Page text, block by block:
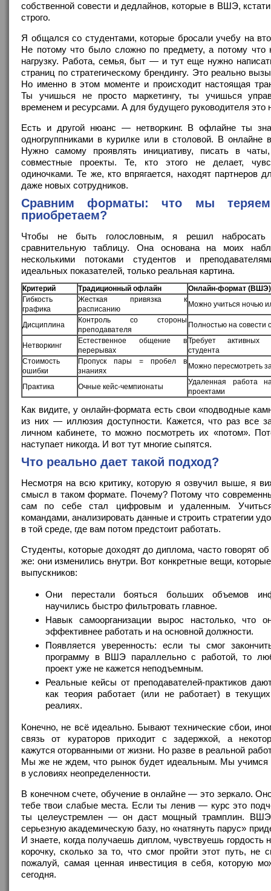
собственной совести и дедлайнов, которые в ВШЭ,
строго.
Я общался со студентами, которые бросали учебу на
Не потому что было сложно по предмету, а потому что
нагрузку. Работа, семья, быт — и тут еще нужно
страниц по стратегическому брендингу. Это реально
Но именно в этом моменте и происходит настоящая
Ты учишься не просто маркетингу, ты учишься
временем и ресурсами. А для будущего руководителя
Есть и другой нюанс — нетворкинг. В офлайне ты
одногруппниками в курилке или в столовой. В онлайне
Нужно самому проявлять инициативу, писать в чаты,
совместные проекты. Те, кто этого не делает,
одиночками. Те же, кто впрягается, находят партнеров
даже новых сотрудников.
Сравним форматы: что мы
приобретаем?
Чтобы не быть голословным, я решил набросать
сравнительную таблицу. Она основана на моих
несколькими потоками студентов и
идеальных показателей, только реальная картина.
Критерий Традиционный офлайн
Онлайн-формат (ВШЭ)
Гибкость
графика
Жесткая привязка к
расписанию
Можно учиться ночью
Дисциплина
Контроль со стороны
преподавателя
Полностью на совести
Нетворкинг
Естественное общение в
перерывах
Требует активных
студента
Стоимость
ошибки
Пропуск пары = пробел в
знаниях
Можно пересмотреть
Практика Очные кейс-чемпионаты
Удаленная работа
проектами
Как видите, у онлайн-формата есть свои «подводные
из них — иллюзия доступности. Кажется, что раз все
личном кабинете, то можно посмотреть их «потом».
наступает никогда. И вот тут многие сыпятся.
Что реально дает такой подход?
Несмотря на всю критику, которую я озвучил выше, я
смысл в таком формате. Почему? Потому что
сам по себе стал цифровым и удаленным. Учиться
командами, анализировать данные и строить стратегии
в той среде, где вам потом предстоит работать.
Студенты, которые доходят до диплома, часто говорят
же: они изменились внутри. Вот конкретные вещи,
выпускников:
Они перестали бояться больших объемов
научились быстро фильтровать главное.
Навык самоорганизации вырос настолько, что
эффективнее работать и на основной должности.
Появляется уверенность: если ты смог
программу в ВШЭ параллельно с работой, то
проект уже не кажется неподъемным.
Реальные кейсы от преподавателей-практиков
как теория работает (или не работает) в
реалиях.
Конечно, не всё идеально. Бывают технические сбои,
связь от кураторов приходит с задержкой, а
кажутся оторванными от жизни. Но разве в реальной
Мы же не ждем, что рынок будет идеальным. Мы учимся
в условиях неопределенности.
В конечном счете, обучение в онлайне — это зеркало.
тебе твои слабые места. Если ты ленив — курс это
ты целеустремлен — он даст мощный трамплин. ВШЭ
серьезную академическую базу, но «натянуть парус»
И знаете, когда получаешь диплом, чувствуешь гордость
корочку, сколько за то, что смог пройти этот путь, не
пожалуй, самая ценная инвестиция в себя, которую
сегодня.